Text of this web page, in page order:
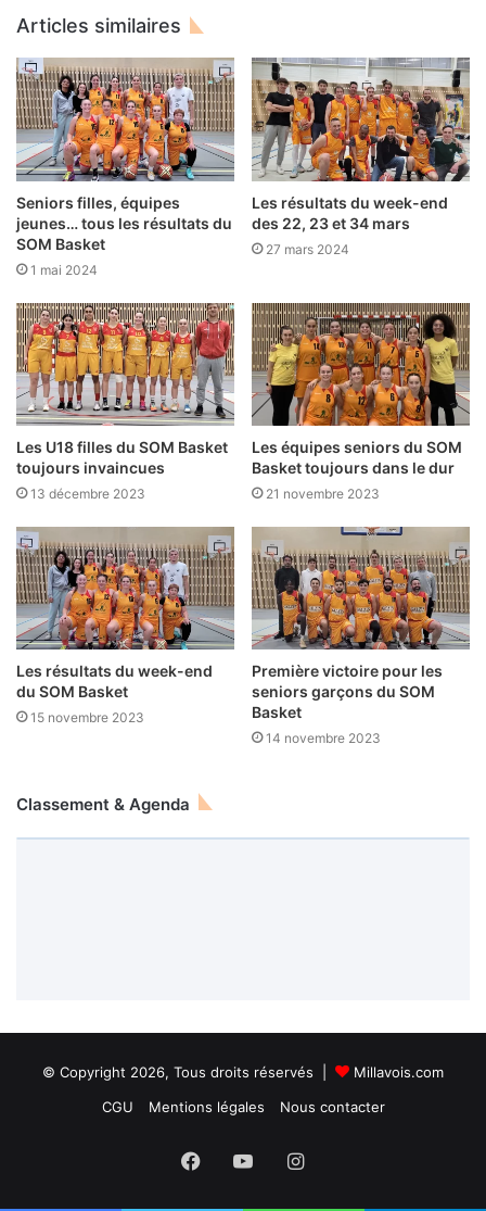
Articles similaires
Seniors filles, équipes
jeunes… tous les résultats du
SOM Basket
1 mai 2024
Les résultats du week-end
des 22, 23 et 34 mars
27 mars 2024
Les U18 filles du SOM Basket
toujours invaincues
13 décembre 2023
Les équipes seniors du SOM
Basket toujours dans le dur
21 novembre 2023
Les résultats du week-end
du SOM Basket
15 novembre 2023
Première victoire pour les
seniors garçons du SOM
Basket
14 novembre 2023
Classement & Agenda
© Copyright 2026, Tous droits réservés |
Millavois.com
CGU
Mentions légales Nous contacter
FacebookYouTubeInstagram